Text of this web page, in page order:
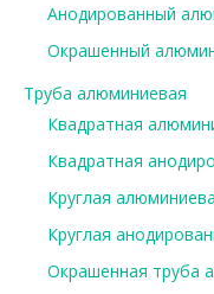
Анодированный
Окрашенный
Труба алюминиевая
Квадратная
Квадратная
Круглая
Круглая
Окрашенная труба